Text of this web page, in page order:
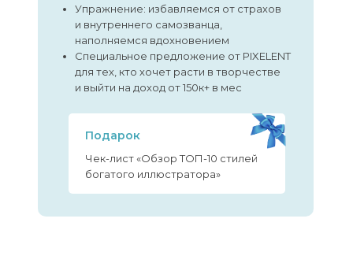
Упражнение: избавляемся от страхов
и внутреннего самозванца,
наполняемся вдохновением
Специальное предложение от PIXELENT
для тех, кто хочет расти в творчестве
и выйти на доход от 150к+ в мес
Подарок
Чек-лист «Обзор ТОП-10 стилей
богатого иллюстратора»